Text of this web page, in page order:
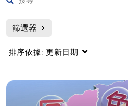
篩選器
排序依據: 更新日期